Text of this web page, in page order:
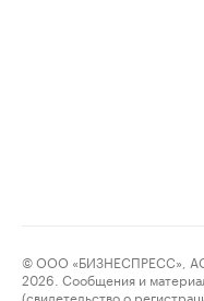
© ООО «БИЗНЕСПРЕСС»,
2026. Сообщения и
(свидетельство о